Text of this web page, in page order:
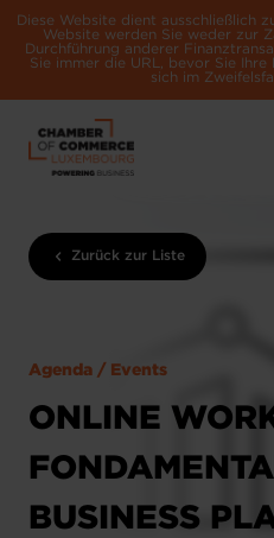
Diese Website dient ausschließlich
Website werden Sie weder zur
Durchführung anderer
Sie immer die URL, bevor Sie Ihre
sich im
Zurück zur Liste
Agenda / Events
ONLINE
BUSINESS